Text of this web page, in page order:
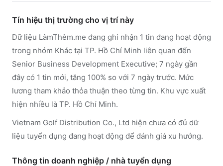
Tín hiệu thị trường cho vị trí này
Dữ liệu LàmThêm.me đang ghi nhận 1 tin đang hoạt động
trong nhóm Khác tại TP. Hồ Chí Minh liên quan đến
Senior Business Development Executive; 7 ngày gần
đây có 1 tin mới, tăng 100% so với 7 ngày trước. Mức
lương tham khảo thỏa thuận theo từng tin. Khu vực xuất
hiện nhiều là TP. Hồ Chí Minh.
Vietnam Golf Distribution Co., Ltd hiện chưa có đủ dữ
liệu tuyển dụng đang hoạt động để đánh giá xu hướng.
Thông tin doanh nghiệp / nhà tuyển dụng